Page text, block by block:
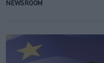
NEWSROOM